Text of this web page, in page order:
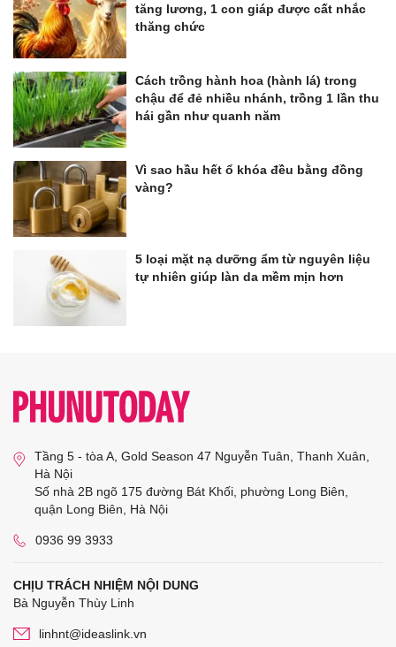
tăng lương, 1 con giáp được cất nhắc
thăng chức
Cách trồng hành hoa (hành lá) trong
chậu để đẻ nhiều nhánh, trồng 1 lần thu
hái gần như quanh năm
Vì sao hầu hết ổ khóa đều bằng đồng
vàng?
5 loại mặt nạ dưỡng ẩm từ nguyên liệu
tự nhiên giúp làn da mềm mịn hơn
Tầng 5 - tòa A, Gold Season 47 Nguyễn Tuân, Thanh Xuân,
Hà Nội
Số nhà 2B ngõ 175 đường Bát Khối, phường Long Biên,
quận Long Biên, Hà Nội
0936 99 3933
CHỊU TRÁCH NHIỆM NỘI DUNG
Bà Nguyễn Thùy Linh
linhnt@ideaslink.vn